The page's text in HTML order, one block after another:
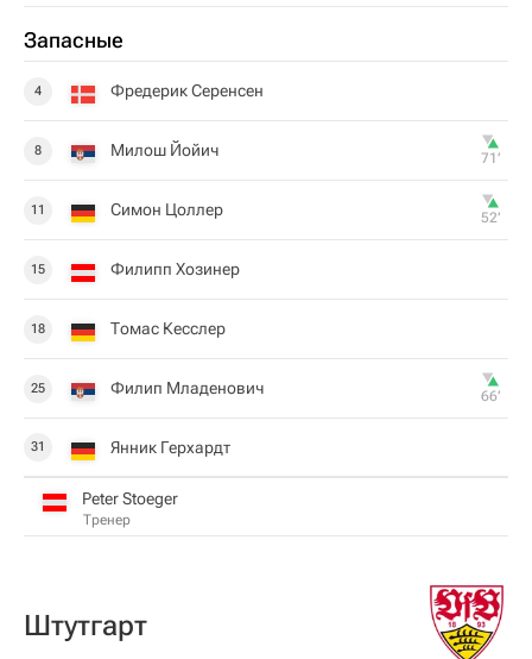
Запасные
4 Фредерик Серенсен
8 Милош Йойич 71‎’‎
11 Симон Цоллер 52‎’‎
15 Филипп Хозинер
18 Томас Кесслер
25 Филип Младенович 66‎’‎
31 Янник Герхардт
Peter Stoeger
Тренер
Штутгарт